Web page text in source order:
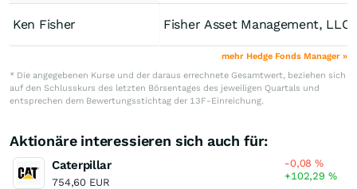
Ken Fisher Fisher Asset Management, LLC
mehr Hedge Fonds Manager »
* Die angegebenen Kurse und der daraus errechnete Gesamtwert, beziehen sich
auf den Schlusskurs des letzten Börsentages des jeweiligen Quartals und
entsprechen dem Bewertungsstichtag der 13F-Einreichung.
Aktionäre interessieren sich auch für:
Caterpillar
754,60 EUR
-0,08%
+102,29 %